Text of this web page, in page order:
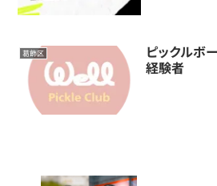
葛飾区
ピックルボ
経験者